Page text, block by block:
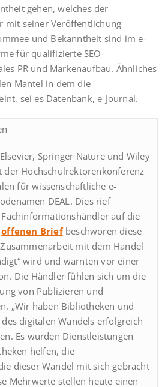
gehen, welches der
mit seiner Veröffentlichung
und Bekanntheit sind im e-
für qualifizierte SEO-
PR und Markenaufbau. Ähnliches
Mantel in dem die
sei es Datenbank, e-Journal.
Springer Nature und Wiley
Hochschulrektorenkonferenz
für wissenschaftliche e-
DEAL. Dies rief
auf die
offenen Briefbeschworen diese
mit dem Handel
wird und warnten vor einer
Die Händler fühlen sich um die
von Publizieren und
„Wir haben Bibliotheken und
digitalen Wandels erfolgreich
Es wurden Dienstleistungen
helfen, die
dieser Wandel mit sich gebracht
Mehrwerte stellen heute einen